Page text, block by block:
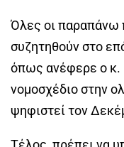
Όλες οι παραπάνω
συζητηθούν στο
όπως ανέφερε ο κ.
νομοσχέδιο στην
ψηφιστεί τον